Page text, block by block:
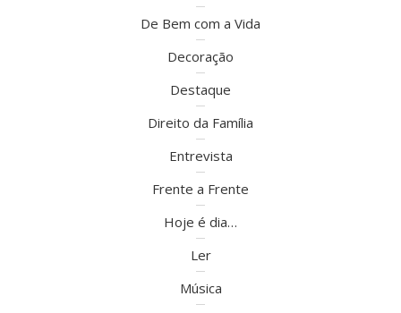
De Bem com a Vida
Decoração
Destaque
Direito da Família
Entrevista
Frente a Frente
Hoje é dia…
Ler
Música